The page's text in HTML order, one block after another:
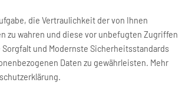
die Vertraulichkeit der von Ihnen
zu wahren und diese vor unbefugten Zugriffen
und Modernste Sicherheitsstandards
Daten zu gewährleisten. Mehr